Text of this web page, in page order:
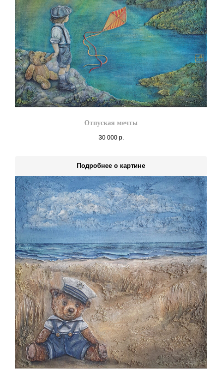
Отпуская мечты
30 000 р.
Подробнее о картине